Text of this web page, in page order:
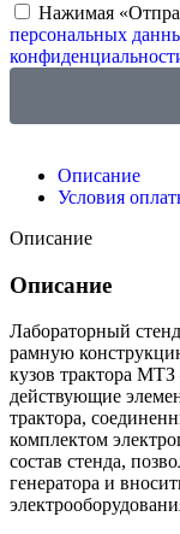
Нажимая
персональных
Описание
Условия
Описание
Описание
Лабораторный
рамную
кузов трактора
действующие
трактора,
комплектом
состав стенда,
генератора и